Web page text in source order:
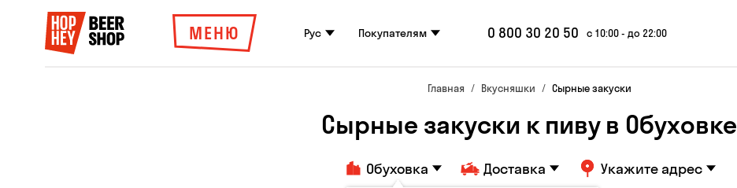
МЕНЮ Рус Покупателям 0 800 30 20 50 с 10:00 - до 22:00
Главная Вкусняшки Сырные закуски
Сырные закуски к пиву в Обуховке
Обуховка Доставка Укажите адрес